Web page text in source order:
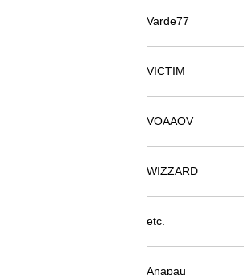
Varde77
VICTIM
VOAAOV
WIZZARD
etc.
Anapau